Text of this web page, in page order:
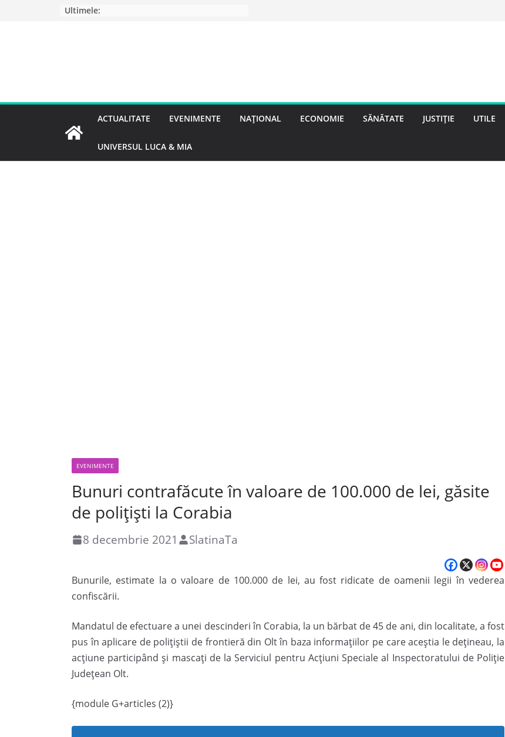
Ultimele:
ACTUALITATE EVENIMENTE NAȚIONAL ECONOMIE SĂNĂTATE JUSTIȚIE UTILE
UNIVERSUL LUCA & MIA
EVENIMENTE
Bunuri contrafăcute în valoare de 100.000 de lei, găsite
de polițiști la Corabia
8 decembrie 2021 SlatinaTa
Bunurile, estimate la o valoare de 100.000 de lei, au fost ridicate de oamenii legii în vederea
confiscării.
Mandatul de efectuare a unei descinderi în Corabia, la un bărbat de 45 de ani, din localitate, a fost
pus în aplicare de polițiștii de frontieră din Olt în baza informațiilor pe care aceștia le dețineau, la
acțiune participând și mascați de la Serviciul pentru Acțiuni Speciale al Inspectoratului de Poliție
Județean Olt.
{module G+articles (2)}